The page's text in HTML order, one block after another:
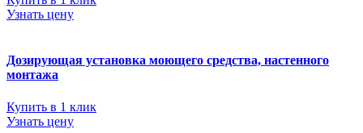
Узнать цену
Дозирующая установка моющего средства, настенного
монтажа
Купить в 1 клик
Узнать цену